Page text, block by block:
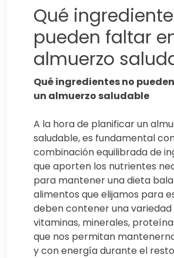
Qué
pueden faltar
almuerzo
Qué ingredientes no
un almuerzo saludable
A la hora de planificar un
saludable, es fundamental
combinación equilibrada de
que aporten los nutrientes
para mantener una dieta
alimentos que elijamos para
deben contener una variedad
vitaminas, minerales,
que nos permitan
y con energía durante el